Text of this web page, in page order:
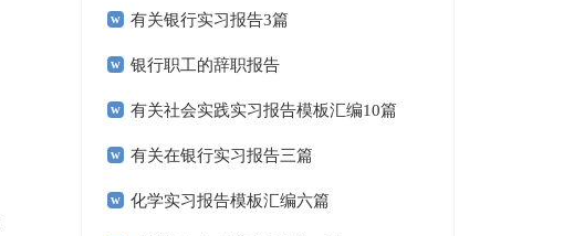
有关银行实习报告3篇
银行职工的辞职报告
有关社会实践实习报告模板汇编10篇
有关在银行实习报告三篇
化学实习报告模板汇编六篇